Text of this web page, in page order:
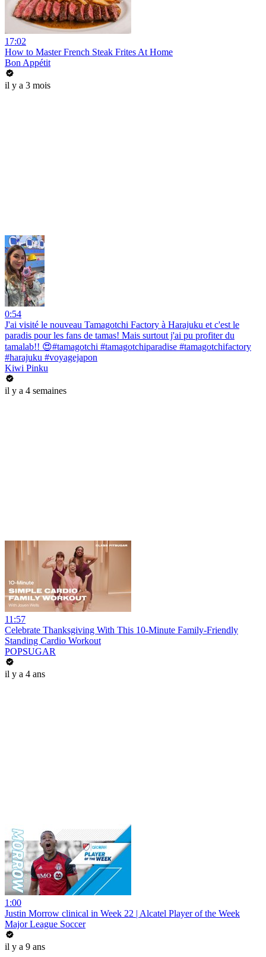
17:02
How to Master French Steak Frites At Home
Bon Appétit
il y a 3 mois
0:54
J'ai visité le nouveau Tamagotchi Factory à Harajuku et c'est le
paradis pour les fans de tamas! Mais surtout j'ai pu profiter du
tamalab!! 😍#tamagotchi #tamagotchiparadise #tamagotchifactory
#harajuku #voyagejapon
Kiwi Pinku
il y a 4 semaines
11:57
Celebrate Thanksgiving With This 10-Minute Family-Friendly
Standing Cardio Workout
POPSUGAR
il y a 4 ans
1:00
Justin Morrow clinical in Week 22 | Alcatel Player of the Week
Major League Soccer
il y a 9 ans